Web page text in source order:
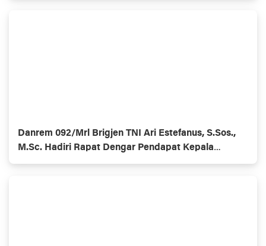
Danrem 092/Mrl Brigjen TNI Ari Estefanus, S.Sos.,
M.Sc. Hadiri Rapat Dengar Pendapat Kepala
Daerah Se-Provinsi Kalimantan Utara